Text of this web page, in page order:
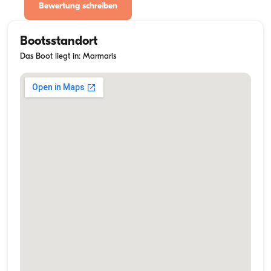
Bewertung schreiben
Bootsstandort
Das Boot liegt in: Marmaris